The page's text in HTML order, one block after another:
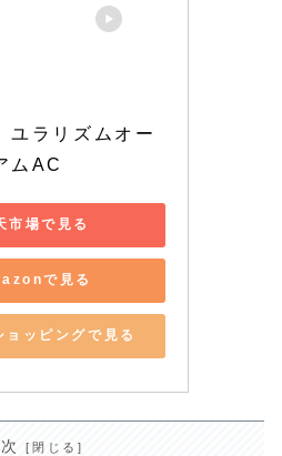
ユラリズムオー
ムAC
市場で見る
で見る
ッピングで見る